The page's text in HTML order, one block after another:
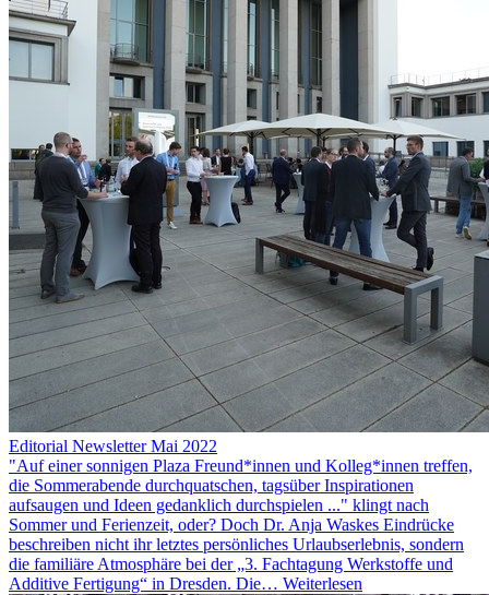
Editorial Newsletter Mai 2022
"Auf einer sonnigen Plaza Freund*innen und Kolleg*innen treffen,
die Sommerabende durchquatschen, tagsüber Inspirationen
aufsaugen und Ideen gedanklich durchspielen ..." klingt nach
Sommer und Ferienzeit, oder? Doch Dr. Anja Waskes Eindrücke
beschreiben nicht ihr letztes persönliches Urlaubserlebnis, sondern
die familiäre Atmosphäre bei der „3. Fachtagung Werkstoffe und
Additive Fertigung“ in Dresden. Die… Weiterlesen